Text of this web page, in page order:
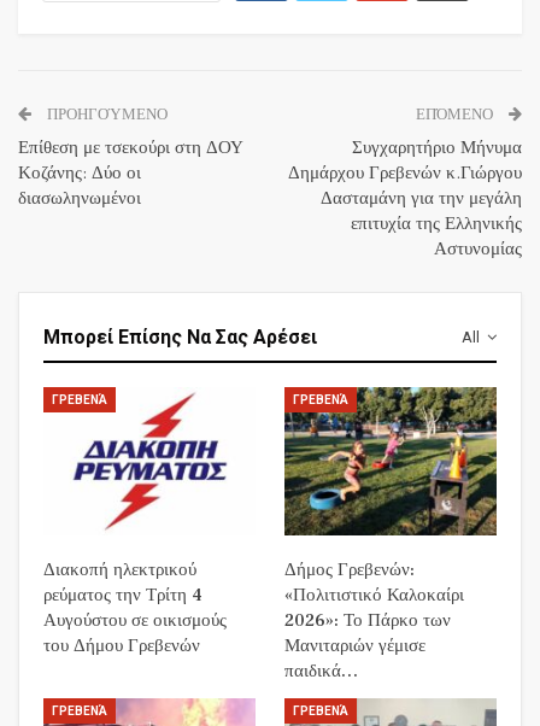
ΠΡΟΗΓΟΎΜΕΝΟ
Επίθεση με τσεκούρι στη ΔΟΥ
Κοζάνης: Δύο οι
διασωληνωμένοι
ΕΠΌΜΕΝΟ
Συγχαρητήριο Μήνυμα
Δημάρχου Γρεβενών κ.Γιώργου
Δασταμάνη για την μεγάλη
επιτυχία της Ελληνικής
Αστυνομίας
All
Μπορεί Επίσης Να Σας Αρέσει
ΓΡΕΒΕΝΆ
Διακοπή ηλεκτρικού
ρεύματος την Τρίτη 4
Αυγούστου σε οικισμούς
του Δήμου Γρεβενών
ΓΡΕΒΕΝΆ
Δήμος Γρεβενών:
«Πολιτιστικό Καλοκαίρι
2026»: Το Πάρκο των
Μανιταριών γέμισε
παιδικά…
ΓΡΕΒΕΝΆ ΓΡΕΒΕΝΆ